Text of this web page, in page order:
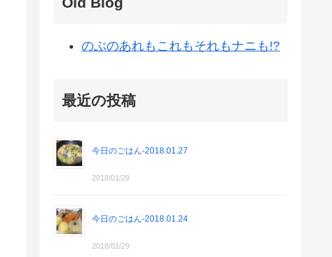
のぶのあれもこれもそれもナニも!?
最近の投稿
今日のごはん-2018.01.27
2018/01/29
今日のごはん-2018.01.24
2018/01/29